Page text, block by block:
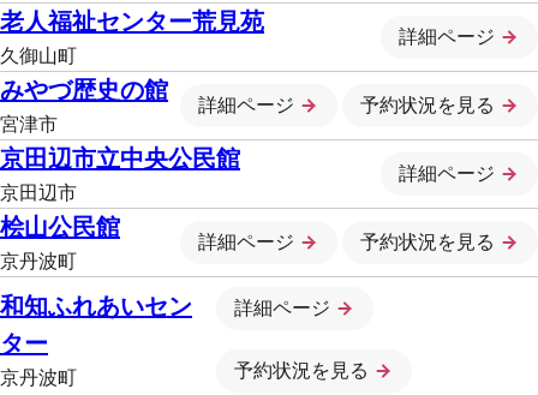
老人福祉センター荒見苑
久御山町
詳細ページ
みやづ歴史の館
宮津市
詳細ページ 予約状況を見る
京田辺市立中央公民館
京田辺市
詳細ページ
桧山公民館
京丹波町
詳細ページ 予約状況を見る
和知ふれあいセン
ター
京丹波町
詳細ページ
予約状況を見る